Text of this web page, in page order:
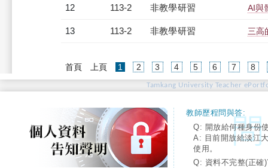
12 113-2 非教學研習 AI與
13 113-2 非教學研習 三高
首頁 上頁 1 (current)
2 3 4 5 6 7 8
Tamkang University Teacher
教師歷程問與答:
Q: 開放給何種身份
A: 目前開放給淡江
使用。
Q: 資料不完整(正確